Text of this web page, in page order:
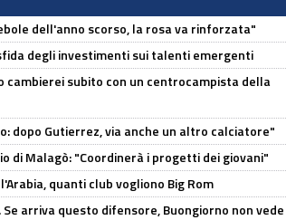
dell'anno scorso, la rosa va rinforzata"
degli investimenti sui talenti emergenti
cambierei subito con un centrocampista della
dopo Gutierrez, via anche un altro calciatore"
di Malagò: "Coordinerà i progetti dei giovani"
quanti club vogliono Big Rom
Se arriva questo difensore, Buongiorno non vede